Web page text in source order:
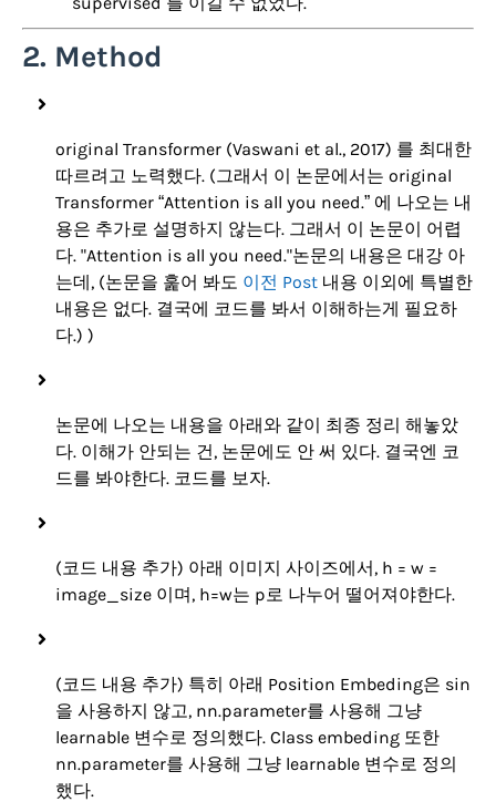
2. Method
original Transformer (Vaswani et al., 2017) 를 최대한
따르려고 노력했다. (그래서 이 논문에서는 original
Transformer “Attention is all you need.” 에 나오는 내
용은 추가로 설명하지 않는다. 그래서 이 논문이 어렵
다. "Attention is all you need."논문의 내용은 대강 아
는데, (논문을 훑어 봐도 이전 Post 내용 이외에 특별한
내용은 없다. 결국에 코드를 봐서 이해하는게 필요하
다.) )
논문에 나오는 내용을 아래와 같이 최종 정리 해놓았
다. 이해가 안되는 건, 논문에도 안 써 있다. 결국엔 코
드를 봐야한다. 코드를 보자.
(코드 내용 추가) 아래 이미지 사이즈에서, h = w =
image_size 이며, h=w는 p로 나누어 떨어져야한다.
(코드 내용 추가) 특히 아래 Position Embeding은 sin
을 사용하지 않고, nn.parameter를 사용해 그냥
learnable 변수로 정의했다. Class embeding 또한
nn.parameter를 사용해 그냥 learnable 변수로 정의
했다.